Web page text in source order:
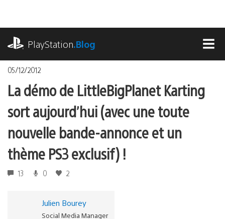
contenu
PlayStation.Blog
05/12/2012
La démo de LittleBigPlanet Karting
sort aujourd’hui (avec une toute
nouvelle bande-annonce et un
thème PS3 exclusif) !
13 0 2
Julien Bourey
Social Media Manager